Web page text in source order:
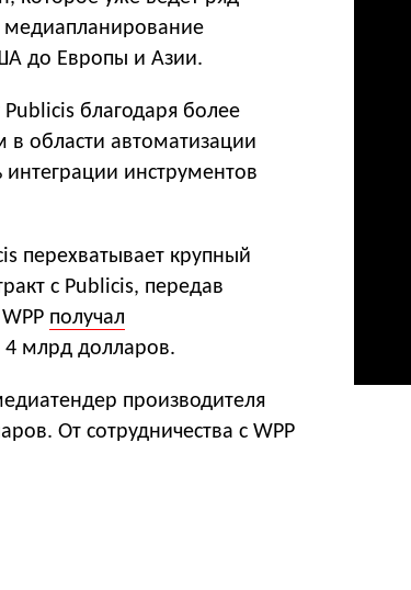
медиапланирование
до Европы и Азии.
благодаря более
области автоматизации
инструментов
перехватывает крупный
с Publicis, передав
получал
4 млрд долларов.
производителя
От сотрудничества с WPP